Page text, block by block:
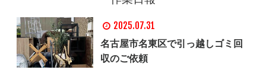
2025.07.31
名古屋市名東区で引っ越しゴミ回
収のご依頼